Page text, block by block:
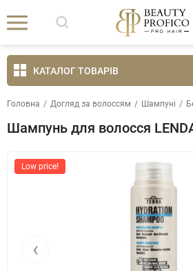
КАТАЛОГ ТОВАРІВ
Головна / Догляд за волоссям / Шампуні /
Шампунь для волосся
Low price!
‹